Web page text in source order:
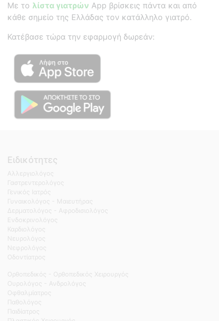
Με το λίστα γιατρών App βρίσκεις πάντα και από
κάθε σημείο της Ελλάδας τον κατάλληλο γιατρό.
Κατέβασε τώρα την εφαρμογή δωρεάν:
Ειδικότητες
Αλλεργιολόγος
Γαστρεντερολόγος
Γενικός Ιατρός
Γυναικολόγος - Μαιευτήρας
Δερματολόγος - Αφροδισιολόγος
Ενδοκρινολόγος
Καρδιολόγος
Νευρολόγος
Νεφρολόγος
Οδοντίατρος
Ορθοπεδικός - Ορθοπεδικός Χειρουργός
Ουρολόγος - Ανδρολόγος
Οφθαλμίατρος
Παθολόγος
Παιδίατρος